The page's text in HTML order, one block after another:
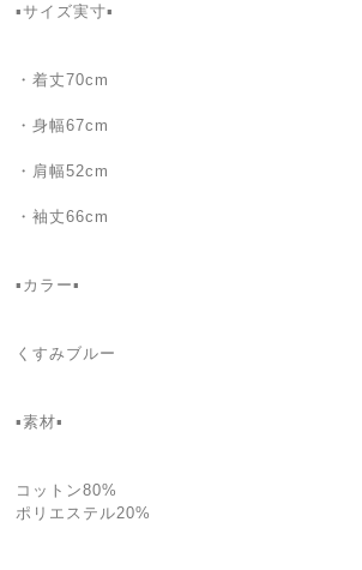
▪サイズ実寸▪
・着丈70cm
・身幅67cm
・肩幅52cm
・袖丈66cm
▪カラー▪
くすみブルー
▪素材▪
コットン80%
ポリエステル20%